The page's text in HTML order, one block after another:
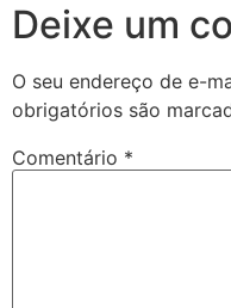
Deixe um
O seu endereço de e-
obrigatórios são
Comentário *